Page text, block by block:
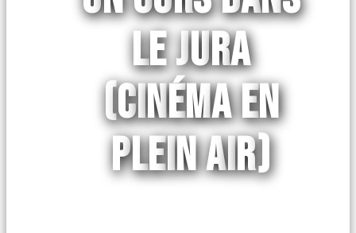
LE JURA
(CINÉMA EN
PLEIN AIR)